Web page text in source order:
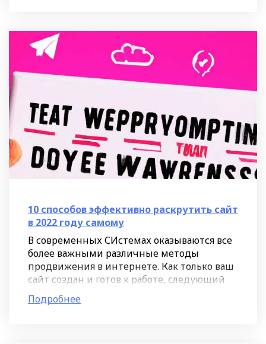
10 способов эффективно раскрутить сайт
в 2022 году самому
В современных СИстемах оказываются все
более важными различные методы
продвижения в интернете. Как только ваш
сайт создан и готов к работе, следующий
шаг - его доставка до целевой аудитории.
Именно этот этап требует
Подробнее